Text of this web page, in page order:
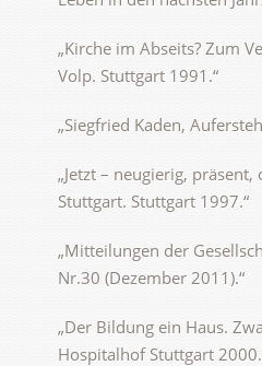
„Kirche im Abseits? Zum
Volp. Stuttgart 1991.“
„Siegfried Kaden,
„Jetzt – neugierig,
Stuttgart. Stuttgart 1997.“
„Mitteilungen der
Nr.30 (Dezember 2011).“
„Der Bildung ein Haus.
Hospitalhof Stuttgart